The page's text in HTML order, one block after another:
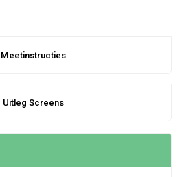
Meetinstructies
Uitleg Screens